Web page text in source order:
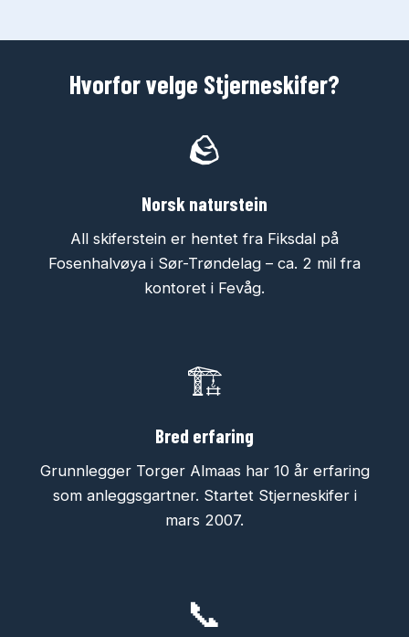
Hvorfor velge Stjerneskifer?
🪨
Norsk naturstein
All skiferstein er hentet fra Fiksdal på
Fosenhalvøya i Sør-Trøndelag – ca. 2 mil fra
kontoret i Fevåg.
🏗️
Bred erfaring
Grunnlegger Torger Almaas har 10 år erfaring
som anleggsgartner. Startet Stjerneskifer i
mars 2007.
📞